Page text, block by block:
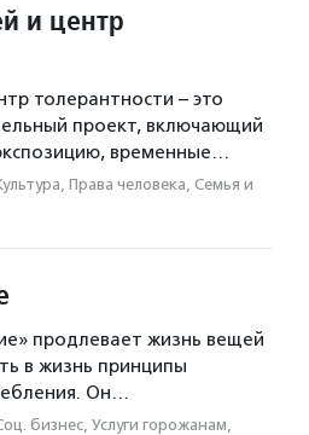
и центр
толерантности – это
проект, включающий
временные…
Права человека, Семья и
продлевает жизнь вещей
в жизнь принципы
Он…
бизнес, Услуги горожанам,